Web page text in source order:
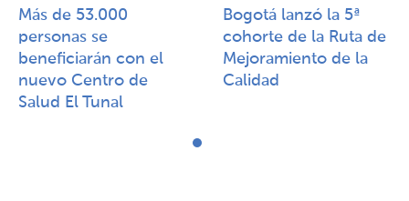
Más de 53.000
personas se
beneficiarán con el
nuevo Centro de
Salud El Tunal
Bogotá lanzó la 5ª
cohorte de la Ruta de
Mejoramiento de la
Calidad​​